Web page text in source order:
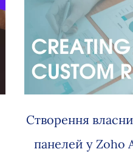
Створення
панелей у Zoho